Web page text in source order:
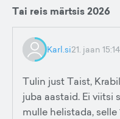
Tai reis märtsis 2026
Karl.si21. jaan 15:14
Tulin just Taist,
juba aastaid. Ei viitsi
mulle helistada,